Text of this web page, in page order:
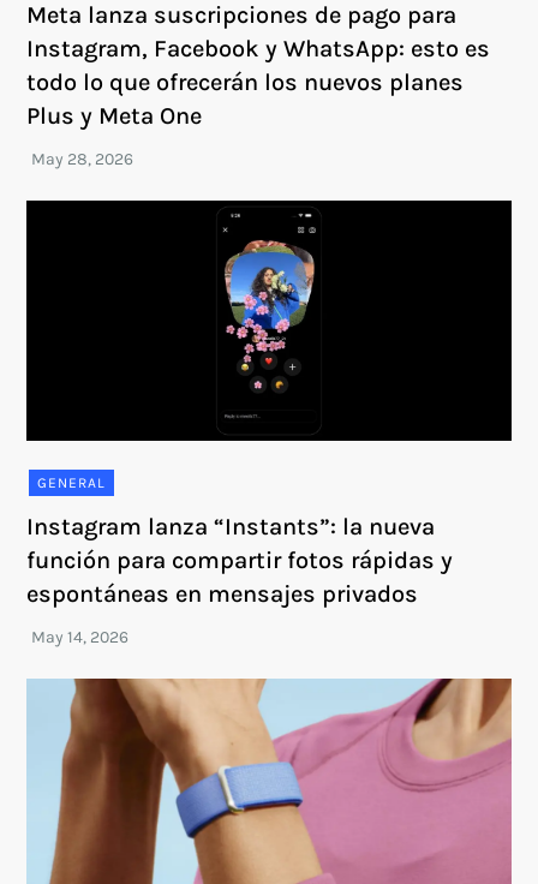
Meta lanza suscripciones de pago para
Instagram, Facebook y WhatsApp: esto es
todo lo que ofrecerán los nuevos planes
Plus y Meta One
GENERAL
Instagram lanza “Instants”: la nueva
función para compartir fotos rápidas y
espontáneas en mensajes privados